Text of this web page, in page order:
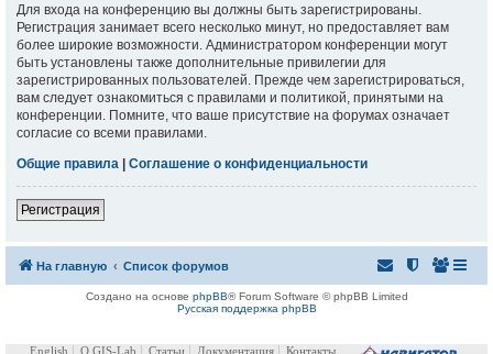
Для входа на конференцию вы должны быть зарегистрированы.
Регистрация занимает всего несколько минут, но предоставляет вам
более широкие возможности. Администратором конференции могут
быть установлены также дополнительные привилегии для
зарегистрированных пользователей. Прежде чем зарегистрироваться,
вам следует ознакомиться с правилами и политикой, принятыми на
конференции. Помните, что ваше присутствие на форумах означает
согласие со всеми правилами.
Общие правила | Соглашение о конфиденциальности
Регистрация
На главную Список форумов
Создано на основе phpBB® Forum Software © phpBB Limited
Русская поддержка phpBB
English О GIS-Lab Статьи Документация Контакты